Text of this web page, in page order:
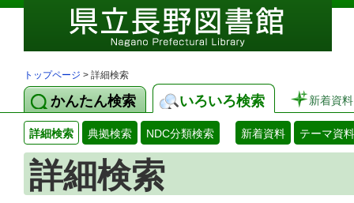
トップページ > 詳細検索
かんたん検索 いろいろ検索 新着資料
詳細検索 典拠検索 NDC分類検索 新着資料 テーマ資料
詳細検索